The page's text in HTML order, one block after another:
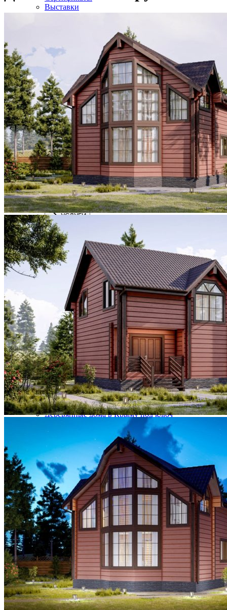
Выставки
ПОСТРОЕННЫЕ ДОМА
ПОСТРОЕННЫЕ ДОМА
Галерея готовых объектов
Карта объектов
Строящиеся объекты
ПРОЕКТЫ
ПРОЕКТЫ
Дом из клееного бруса
Строительство домов фахверк
Дом шале двухэтажный комбинированный
Коммерческие объекты
Баня из клееного бруса
УСЛУГИ
УСЛУГИ
Работа сборка деревянных домов
Благоустройство территории крым
Технический надзор
Дизайн интерьера крым
Заказ индивидуального проекта дома
Инженерные коммуникации
Подбор земельного участка
Покраска, обновление фасада
Устройство кровли
Выезд инженера-эксперта на участок
Геология участка
Комплексные системы безопасности
ТЕХНОЛОГИИ
ТЕХНОЛОГИИ
Строительство дома в Крыму быстро и просто
Как построить дом в Крыму – от проекта до
реализации
Клееный брус
Дома из клееного бруса в Крыму
Деревянные дома в Крыму под ключ
Строительство домов в Крыму под ключ: комфорт
и уют от профессионалов!
Все, что вы хотели знать о домах из клееного
бруса
Каркасный DOM TECHNONICOL
ЦЕНЫ
ОТЗЫВЫ
КОНТАКТЫ